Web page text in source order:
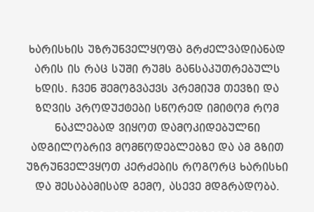
ხარისხის უზრუნველყოფა გრძელვადიანად
არის ის რაც სუში რუმს განსაკუთრებულს
ხდის. ჩვენ შემოგვაქვს პრემიუმ თევზი და
ზღვის პროდუქტები სწორედ იმიტომ რომ
ნაკლებად ვიყოთ დამოკიდებულნი
ადგილობრივ მომწოდებლებზე და ამ გზით
უზრუნველვყოთ კერძების როგორც ხარისხი
და შესაბამისად გემო, ასევე მდგრადობა.